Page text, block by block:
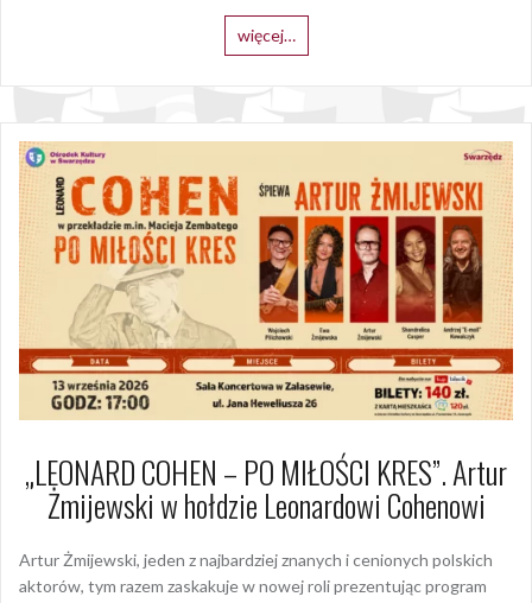
więcej…
„LEONARD COHEN – PO MIŁOŚCI KRES”. Artur
Żmijewski w hołdzie Leonardowi Cohenowi
Artur Żmijewski, jeden z najbardziej znanych i cenionych polskich
aktorów, tym razem zaskakuje w nowej roli prezentując program